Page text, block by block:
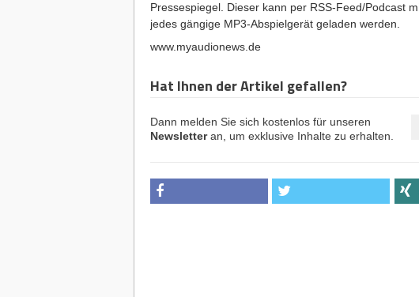
Pressespiegel. Dieser kann per RSS-Feed/Podcast
jedes gängige MP3-Abspielgerät geladen werden.
www.myaudionews.de
Hat Ihnen der Artikel gefallen?
Dann melden Sie sich kostenlos für unseren
Newsletteran, um exklusive Inhalte zu erhalten.